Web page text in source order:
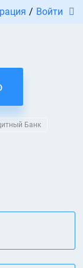
/ Войти
Банк